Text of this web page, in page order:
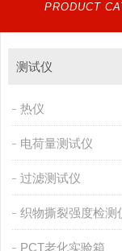
PRODUCT
测试仪
热仪
电荷量测试仪
过滤测试仪
织物撕裂强度检测
PCT老化实验箱